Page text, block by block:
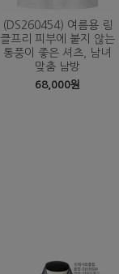
(DS260454) 여름용 링
클프리 피부에 붙지 않는
통풍이 좋은 셔츠, 남녀
맞춤 남방
68,000원